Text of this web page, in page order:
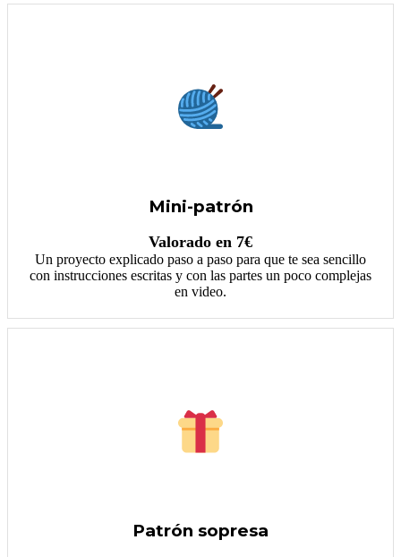
Mini-patrón
Valorado en 7€
Un proyecto explicado paso a paso para que te sea sencillo
con instrucciones escritas y con las partes un poco complejas
en video.
Patrón sopresa